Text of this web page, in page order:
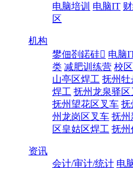
电脑培训 电脑IT
区
机构
鐢佃剳鍩硅 电脑
类 减肥训练营 校区
山亭区焊工 抚州牡
焊工 抚州龙泉驿区
抚州望花区叉车 抚
州龙岗区叉车 抚州
区皇姑区焊工 抚州
资讯
会计/审计/统计 电